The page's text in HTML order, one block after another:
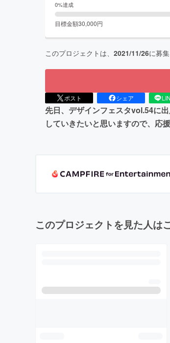
0%達成
目標金額30,000円
このプロジェクトは、 2021/11/26に募
ポスト シェア
先日、デザインフェスタvol.54に
していきたいと思いますので、応
このプロジェクトを見た人は